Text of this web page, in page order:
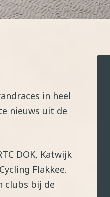
in heel
nieuws uit de
DOK, Katwijk
Flakkee.
clubs bij de